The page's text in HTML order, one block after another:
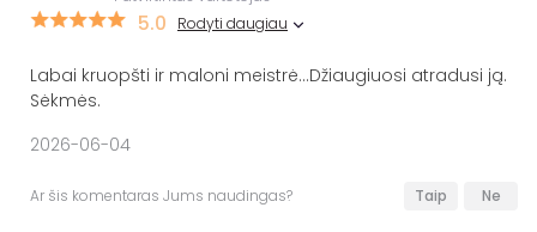
5.0 Rodyti daugiau
Labai kruopšti ir maloni meistrė...Džiaugiuosi atradusi ją.
Sėkmės.
2026-06-04
Ar šis komentaras Jums naudingas? Taip Ne